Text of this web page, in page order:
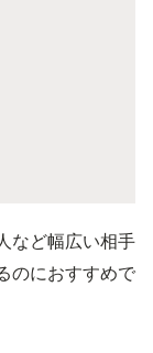
など幅広い相手
のにおすすめで